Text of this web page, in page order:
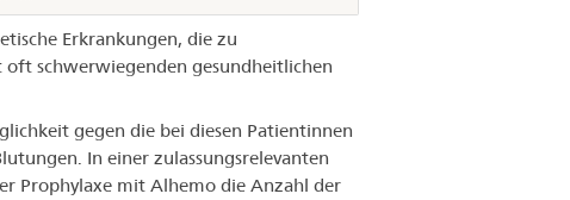
Erkrankungen, die zu
schwerwiegenden gesundheitlichen
gegen die bei diesen Patientinnen
In einer zulassungsrelevanten
Prophylaxe mit Alhemo die Anzahl der